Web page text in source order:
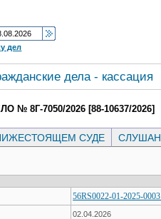
дел
дела - кассация
№ 8Г-7050/2026 [88-10637/2026]
СУДЕ
56RS0022-01-2025-
02.04.2026